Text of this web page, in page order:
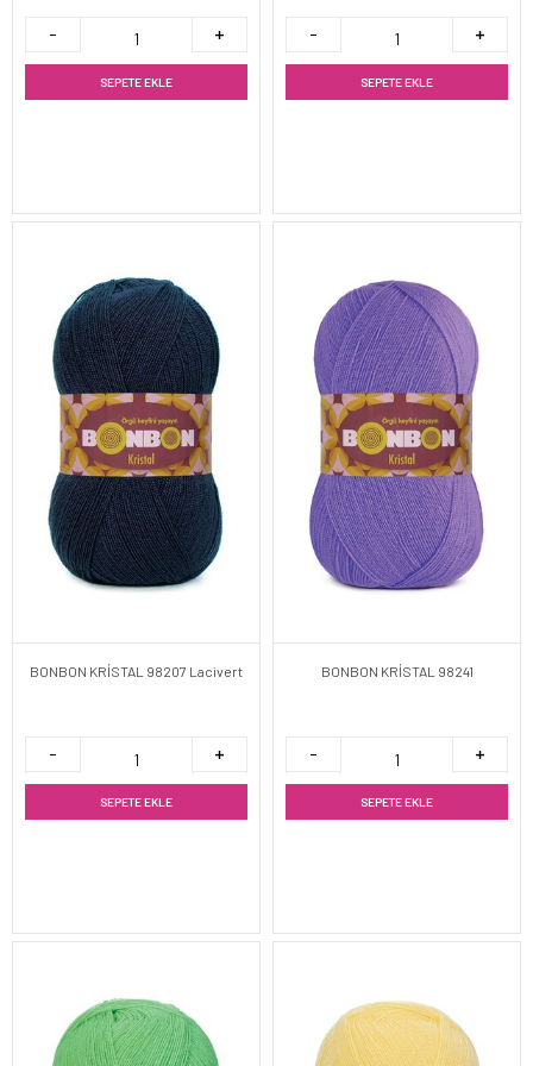
SEPETE EKLE SEPETE EKLE
BONBON KRİSTAL 98207 Lacivert
SEPETE EKLE
BONBON KRİSTAL 98241
SEPETE EKLE